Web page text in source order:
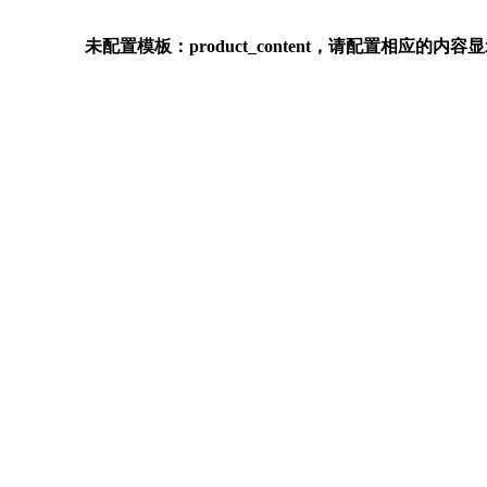
未配置模板：product_content，请配置相应的内容